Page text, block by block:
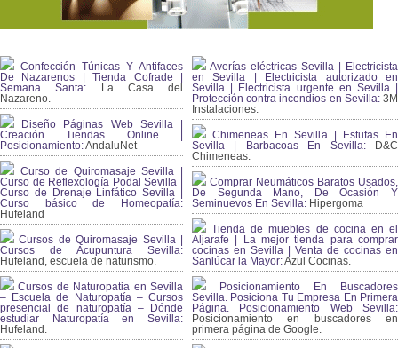
Confección Túnicas Y Antifaces
De Nazarenos | Tienda Cofrade |
Semana Santa: La Casa del
Nazareno.
Diseño Páginas Web Sevilla |
Creación Tiendas Online |
Posicionamiento:AndaluNet
Curso de Quiromasaje Sevilla |
Curso de Reflexología Podal Sevilla |
Curso de Drenaje Linfático Sevilla |
Curso básico de Homeopatía:
Hufeland
Cursos de Quiromasaje Sevilla |
Cursos de Acupuntura Sevilla:
Hufeland, escuela de naturismo.
Cursos de Naturopatia en Sevilla
– Escuela de Naturopatía – Cursos
presencial de naturopatía – Dónde
estudiar Naturopatía en Sevilla:
Hufeland.
Averías eléctricas Sevilla | Electricista
en Sevilla | Electricista autorizado en
Sevilla | Electricista urgente en Sevilla |
Protección contra incendios en Sevilla:3M
Instalaciones.
Chimeneas En Sevilla | Estufas En
Sevilla | Barbacoas En Sevilla:D&C
Chimeneas.
Comprar Neumáticos Baratos Usados,
De Segunda Mano, De Ocasión Y
Seminuevos En Sevilla: Hipergoma
Tienda de muebles de cocina en el
Aljarafe | La mejor tienda para comprar
cocinas en Sevilla | Venta de cocinas en
Sanlúcar la Mayor:Azul Cocinas.
Posicionamiento En Buscadores
Sevilla. Posiciona Tu Empresa En Primera
Página. Posicionamiento Web Sevilla:
Posicionamiento en buscadores en
primera página de Google.